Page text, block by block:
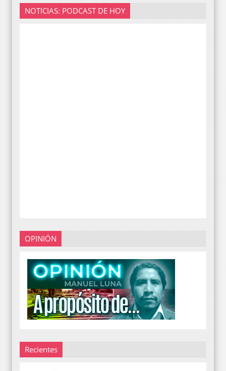
NOTICIAS: PODCAST DE HOY
OPINIÓN
Recientes